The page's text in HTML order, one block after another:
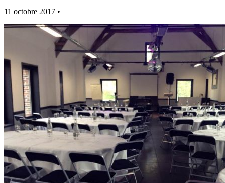
11 octobre 2017 •